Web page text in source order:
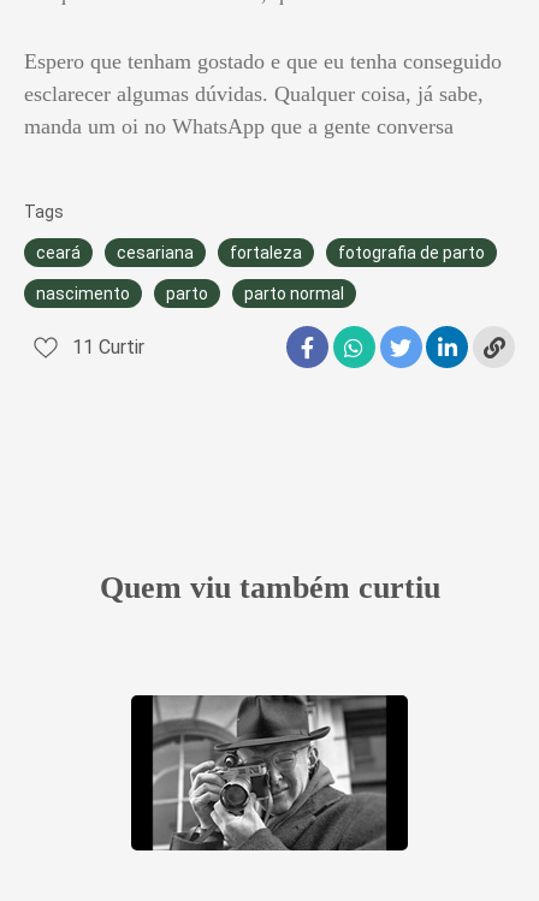
Espero que tenham gostado e que eu tenha conseguido
esclarecer algumas dúvidas. Qualquer coisa, já sabe,
manda um oi no WhatsApp que a gente conversa
Tags
ceará cesariana fortaleza fotografia de parto
nascimento parto parto normal
11 Curtir
Quem viu também curtiu